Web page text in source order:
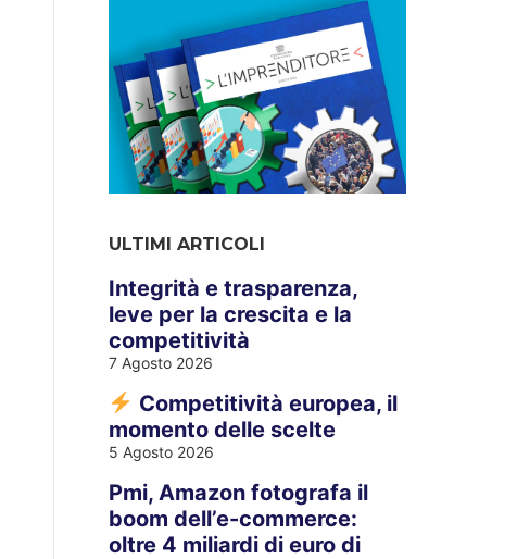
ULTIMI ARTICOLI
Integrità e trasparenza,
leve per la crescita e la
competitività
7 Agosto 2026
Competitività europea, il
momento delle scelte
5 Agosto 2026
Pmi, Amazon fotografa il
boom dell’e-commerce:
oltre 4 miliardi di euro di